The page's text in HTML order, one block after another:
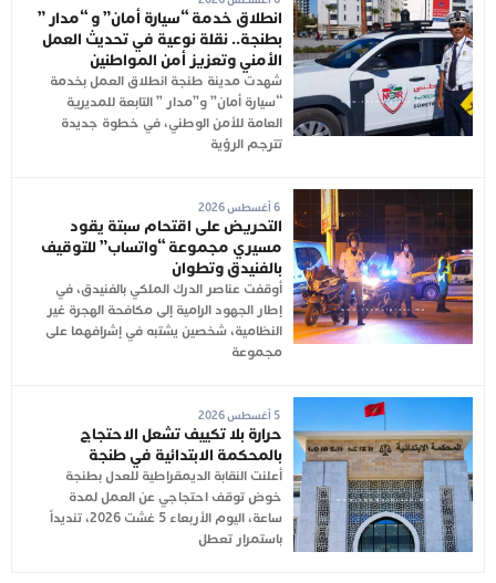
انطلاق خدمة “سيارة أمان” و “مدار ”
بطنجة.. نقلة نوعية في تحديث العمل
الأمني وتعزيز أمن المواطنين
شهدت مدينة طنجة انطلاق العمل بخدمة
“سيارة أمان” و”مدار ” التابعة للمديرية
العامة للأمن الوطني، في خطوة جديدة
تترجم الرؤية
6 أغسطس 2026
التحريض على اقتحام سبتة يقود
مسيري مجموعة “واتساب” للتوقيف
بالفنيدق وتطوان
أوقفت عناصر الدرك الملكي بالفنيدق، في
إطار الجهود الرامية إلى مكافحة الهجرة غير
النظامية، شخصين يشتبه في إشرافهما على
مجموعة
5 أغسطس 2026
حرارة بلا تكييف تشعل الاحتجاج
بالمحكمة الابتدائية في طنجة
أعلنت النقابة الديمقراطية للعدل بطنجة
خوض توقف احتجاجي عن العمل لمدة
ساعة، اليوم الأربعاء 5 غشت 2026، تنديداً
باستمرار تعطل